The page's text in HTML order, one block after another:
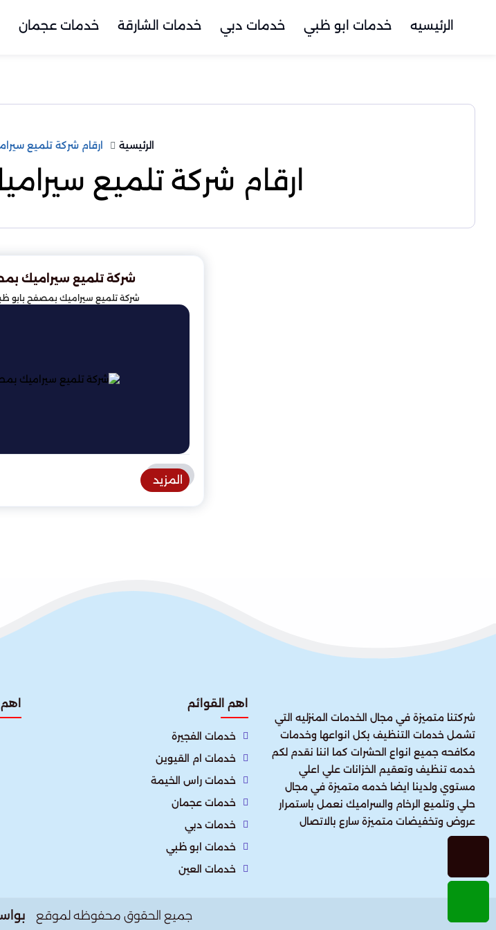
الرئيسيه خدمات ابو ظبي خدمات دبي خدمات الشارقة خدمات عجمان
الرئيسية ارقام شركة تلميع
ارقام شركة تلميع
شركة تلميع سيراميك
شركة تلميع سيراميك بمصفح بابو
المزيد
شركتنا متميزة في مجال الخدمات المنزليه التي
تشمل خدمات التنظيف بكل انواعها وخدمات
مكافحه جميع انواع الحشرات كما اننا نقدم لكم
خدمه تنظيف وتعقيم الخزانات علي اعلي
مستوي ولدينا ايضا خدمه متميزة في مجال
حلي وتلميع الرخام والسراميك نعمل باستمرار
عروض وتخفيضات متميزة سارع بالاتصال
اهم القوائم
خدمات الفجيرة
خدمات ام القيوين
خدمات راس الخيمة
خدمات عجمان
خدمات دبي
خدمات ابو ظبي
خدمات العين
جميع الحقوق محفوظه لموقع